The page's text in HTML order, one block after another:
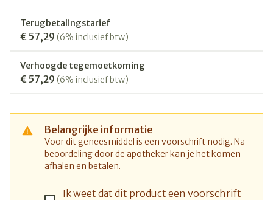
Terugbetalingstarief
€ 57,29 (6% inclusief btw)
Verhoogde tegemoetkoming
€ 57,29 (6% inclusief btw)
Belangrijke informatie
Voor dit geneesmiddel is een voorschrift nodig. Na
beoordeling door de apotheker kan je het komen
afhalen en betalen.
Ik weet dat dit product een voorschrift